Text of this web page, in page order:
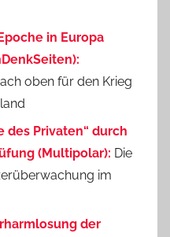
in Europa
oben für den Krieg
des Privaten“ durch
(Multipolar): Die
im
der